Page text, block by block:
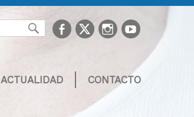
Buscarfacebook
TwitterInstagram
youtube
ACTUALIDAD CONTACTO